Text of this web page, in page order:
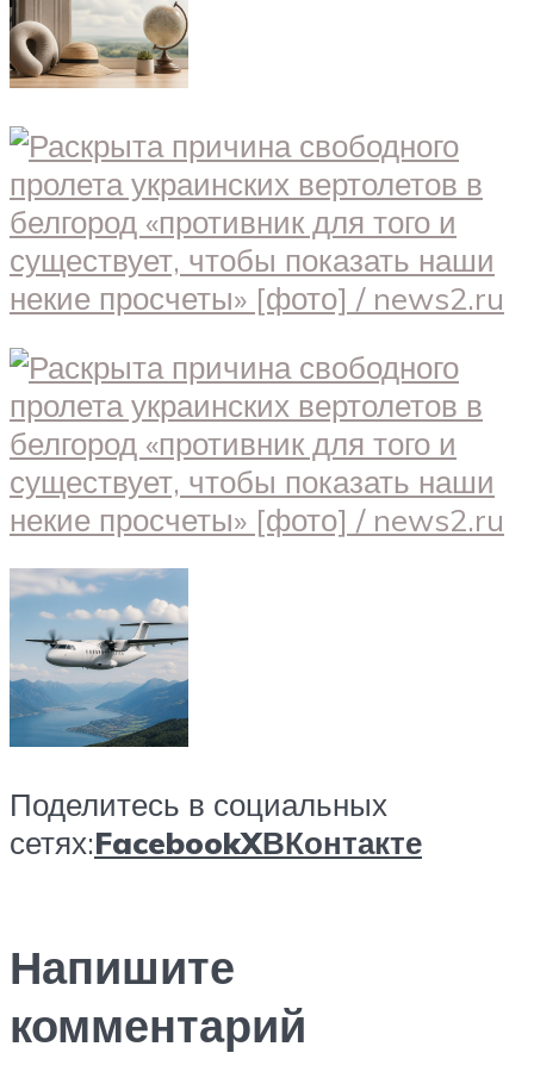
Поделитесь в социальных
сетях:FacebookXВКонтакте
Напишите
комментарий